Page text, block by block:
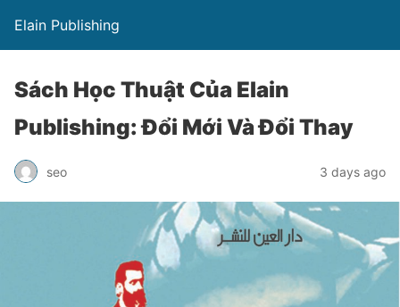
Elain Publishing
Sách Học Thuật Của Elain
Publishing: Đổi Mới Và Đổi Thay
seo 3 days ago